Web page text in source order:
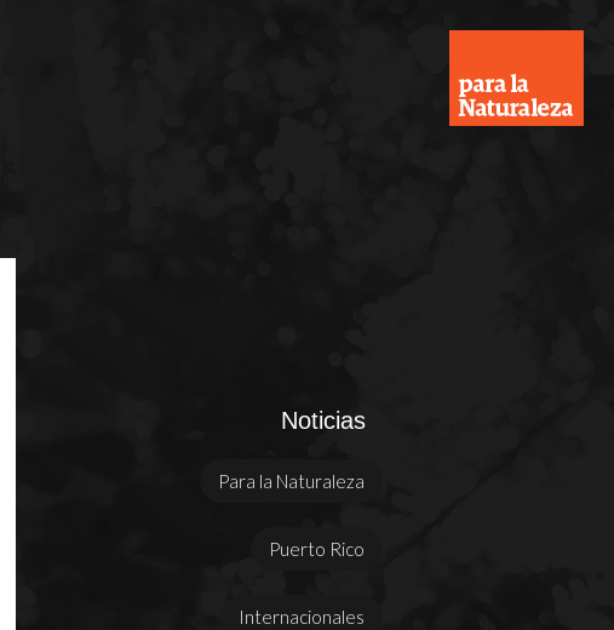
Noticias
Para la Naturaleza
Puerto Rico
Internacionales